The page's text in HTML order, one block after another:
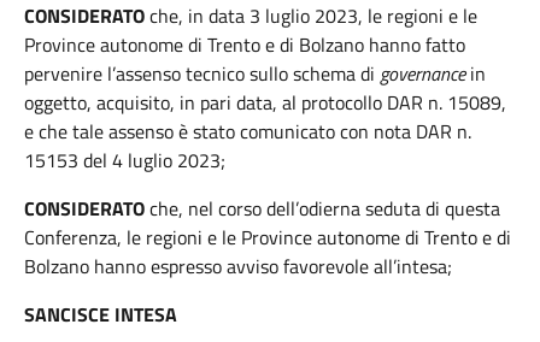
CONSIDERATOche, in data 3 luglio 2023, le regioni e le
Province autonome di Trento e di Bolzano hanno fatto
pervenire l’assenso tecnico sullo schema di governancein
oggetto, acquisito, in pari data, al protocollo DAR n. 15089,
e che tale assenso è stato comunicato con nota DAR n.
15153 del 4 luglio 2023;
CONSIDERATOche, nel corso dell’odierna seduta di questa
Conferenza, le regioni e le Province autonome di Trento e di
Bolzano hanno espresso avviso favorevole all’intesa;
SANCISCE INTESA